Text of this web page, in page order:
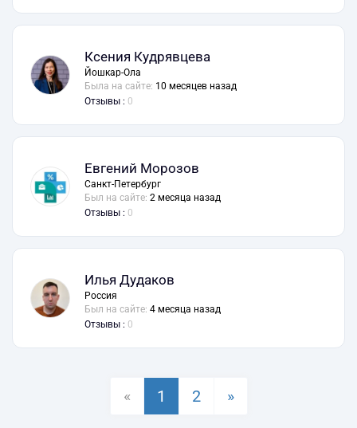
Ксения Кудрявцева
Йошкар-Ола
Была на сайте: 10 месяцев назад
Отзывы : 0
Евгений Морозов
Санкт-Петербург
Был на сайте: 2 месяца назад
Отзывы : 0
Илья Дудаков
Россия
Был на сайте: 4 месяца назад
Отзывы : 0
« 1 2 »